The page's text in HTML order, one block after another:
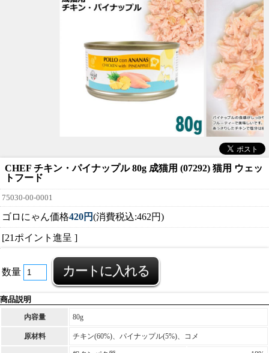
CHEF チキン・パイナップル 80g 成猫用 (07292) 猫用 ウェッ
トフード
75030-00-0001
ゴロにゃん価格420円(消費税込:462円)
[21ポイント進呈 ]
数量
商品説明
内容量 80g
原材料 チキン(60%)、パイナップル(5%)、コメ